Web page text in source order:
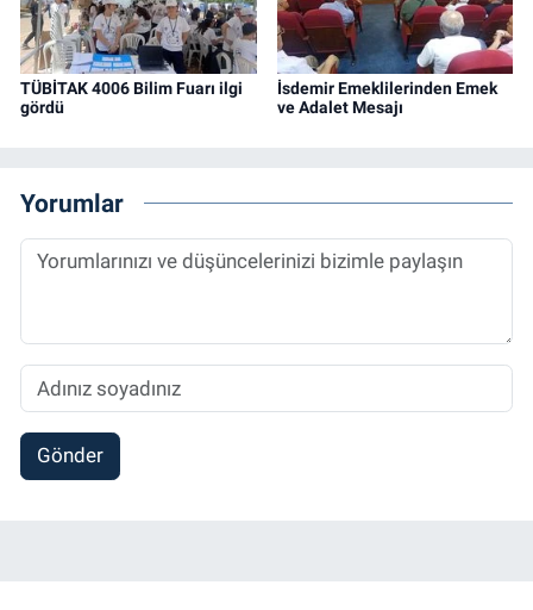
TÜBİTAK 4006 Bilim Fuarı ilgi
gördü
İsdemir Emeklilerinden Emek
ve Adalet Mesajı
Yorumlar
Gönder